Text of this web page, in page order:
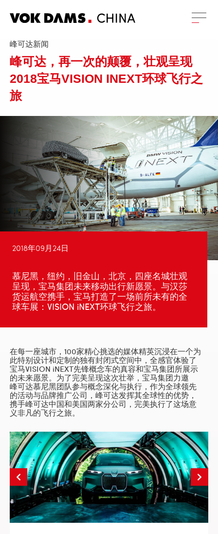
峰可达新闻
峰可达，再一次的颠覆，壮观呈现
2018宝马VISION INEXT环球飞行之
旅
2018年09月24日
慕尼黑，纽约，旧金山，北京，四座名城壮观
呈现，宝马集团未来移动出行新愿景。与汉莎
货运航空携手，宝马打造了一场前所未有的全
球车展：VISION iNEXT环球飞行之旅。
在每一座城市，100家精心挑选的媒体精英沉浸在一个为
此特别设计和定制的独有封闭式空间中，全感官体验了
宝马VISION iNEXT先锋概念车的真容和宝马集团所展示
的未来愿景。为了完美呈现这次壮举，宝马集团力邀
峰可达慕尼黑团队参与概念深化与执行，作为全球领先
的活动与品牌推广公司 ，峰可达发挥其全球性的优势，
携手峰可达中国和美国两家分公司，完美执行了这场意
义非凡的飞行之旅。